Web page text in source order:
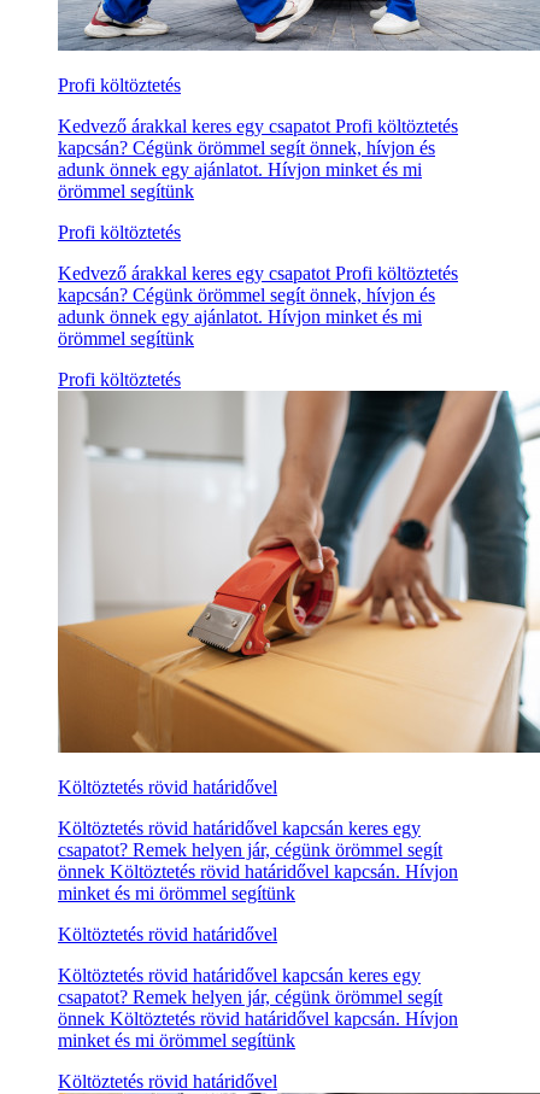
Profi költöztetés
Kedvező árakkal keres egy csapatot Profi költöztetés
kapcsán? Cégünk örömmel segít önnek, hívjon és
adunk önnek egy ajánlatot. Hívjon minket és mi
örömmel segítünk
Profi költöztetés
Kedvező árakkal keres egy csapatot Profi költöztetés
kapcsán? Cégünk örömmel segít önnek, hívjon és
adunk önnek egy ajánlatot. Hívjon minket és mi
örömmel segítünk
Profi költöztetés
Költöztetés rövid határidővel
Költöztetés rövid határidővel kapcsán keres egy
csapatot? Remek helyen jár, cégünk örömmel segít
önnek Költöztetés rövid határidővel kapcsán. Hívjon
minket és mi örömmel segítünk
Költöztetés rövid határidővel
Költöztetés rövid határidővel kapcsán keres egy
csapatot? Remek helyen jár, cégünk örömmel segít
önnek Költöztetés rövid határidővel kapcsán. Hívjon
minket és mi örömmel segítünk
Költöztetés rövid határidővel